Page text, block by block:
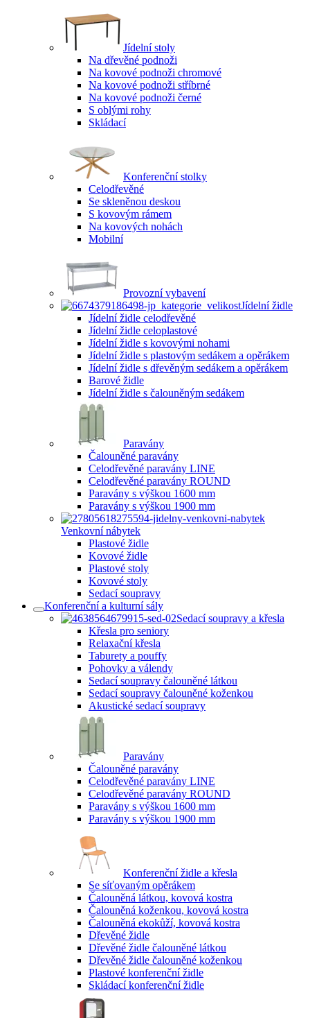
Jídelní stoly
Na dřevěné podnoži
Na kovové podnoži chromové
Na kovové podnoži stříbrné
Na kovové podnoži černé
S oblými rohy
Skládací
Konferenční stolky
Celodřevěné
Se skleněnou deskou
S kovovým rámem
Na kovových nohách
Mobilní
Provozní vybavení
Jídelní židle
Jídelní židle celodřevěné
Jídelní židle celoplastové
Jídelní židle s kovovými nohami
Jídelní židle s plastovým sedákem a opěrákem
Jídelní židle s dřevěným sedákem a opěrákem
Barové židle
Jídelní židle s čalouněným sedákem
Paravány
Čalouněné paravány
Celodřevěné paravány LINE
Celodřevěné paravány ROUND
Paravány s výškou 1600 mm
Paravány s výškou 1900 mm
Venkovní nábytek
Plastové židle
Kovové židle
Plastové stoly
Kovové stoly
Sedací soupravy
Konferenční a kulturní sály
Sedací soupravy a křesla
Křesla pro seniory
Relaxační křesla
Taburety a pouffy
Pohovky a válendy
Sedací soupravy čalouněné látkou
Sedací soupravy čalouněné koženkou
Akustické sedací soupravy
Paravány
Čalouněné paravány
Celodřevěné paravány LINE
Celodřevěné paravány ROUND
Paravány s výškou 1600 mm
Paravány s výškou 1900 mm
Konferenční židle a křesla
Se síťovaným opěrákem
Čalouněná látkou, kovová kostra
Čalouněná koženkou, kovová kostra
Čalouněná ekokůží, kovová kostra
Dřevěné židle
Dřevěné židle čalouněné látkou
Dřevěné židle čalouněné koženkou
Plastové konferenční židle
Skládací konferenční židle